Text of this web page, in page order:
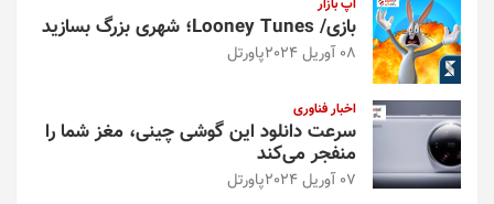
اپ بازار
بازی/ Looney Tunes؛ شهری بزرگ بسازید
08 آوریل 2024 پاورتل
اخبار فناوری
سرعت دانلود این گوشی چینی، مغز شما را
منفجر می‌کند
07 آوریل 2024 پاورتل